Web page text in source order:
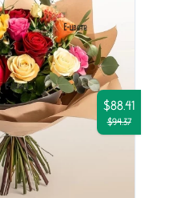
$88.41
$94.37